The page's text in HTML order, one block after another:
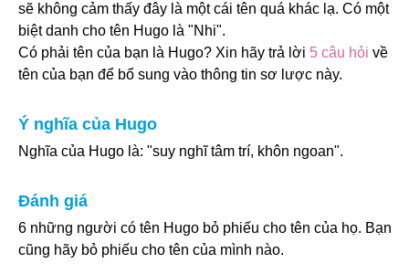
sẽ không cảm thấy đây là một cái tên quá khác lạ. Có một
biệt danh cho tên Hugo là "Nhi".
Có phải tên của bạn là Hugo? Xin hãy trả lời 5 câu hỏi về
tên của bạn để bổ sung vào thông tin sơ lược này.
Ý nghĩa của Hugo
Nghĩa của Hugo là: "suy nghĩ tâm trí, khôn ngoan".
Đánh giá
6 những người có tên Hugo bỏ phiếu cho tên của họ. Bạn
cũng hãy bỏ phiếu cho tên của mình nào.